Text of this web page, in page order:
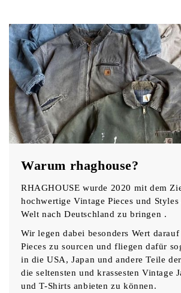
Warum rhaghouse?
RHAGHOUSE wurde 2020 mit dem
hochwertige Vintage Pieces und Styles
Welt nach Deutschland zu bringen .
Wir legen dabei besonders Wert
Pieces zu sourcen und fliegen dafür
in die USA, Japan und andere Teile
die seltensten und krassesten Vintage
und T-Shirts anbieten zu können.